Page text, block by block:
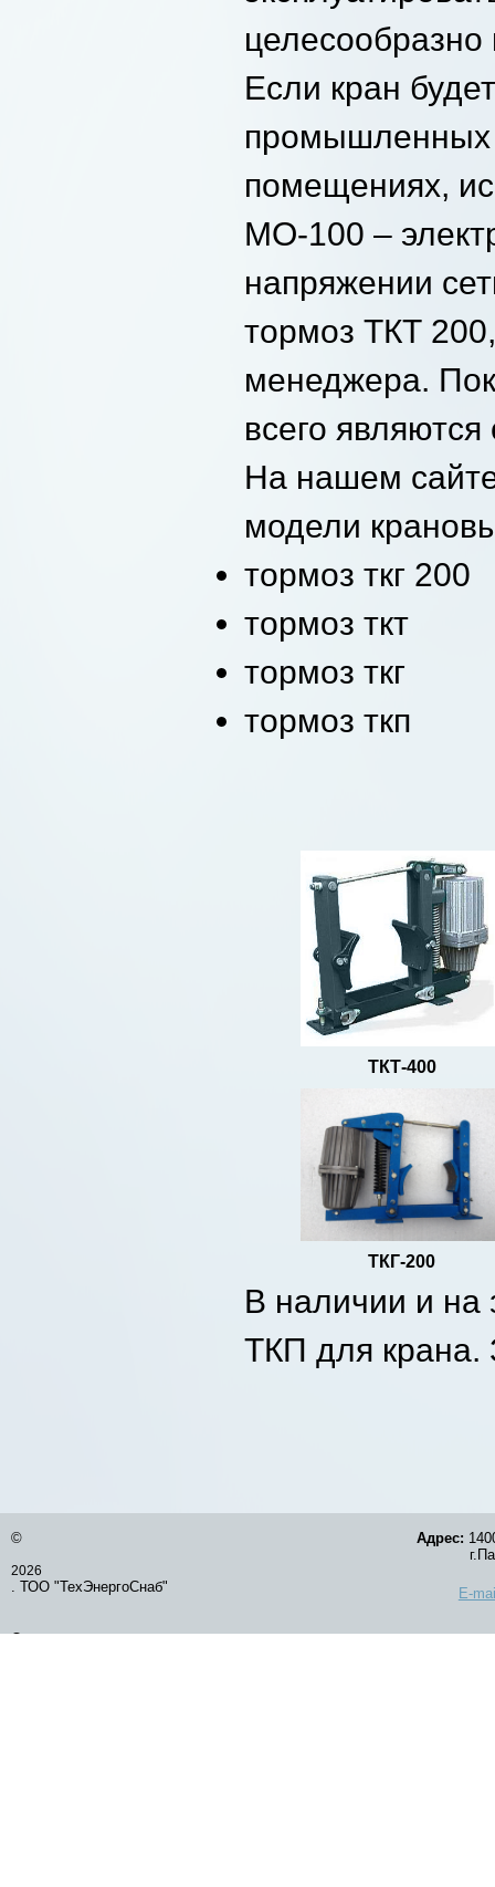
Если кран
промышленных
помещениях,
МО-100 –
напряжении
тормоз ТКТ
менеджера.
всего
На нашем
модели
тормоз ткг 200
тормоз ткт
тормоз ткг
тормоз ткп
ТКТ-400
ТКГ-200
В наличии и на
ТКП для крана.
©
2026
. ТОО "ТехЭнергоСнаб"
Оставить заявку
Адрес:
E-